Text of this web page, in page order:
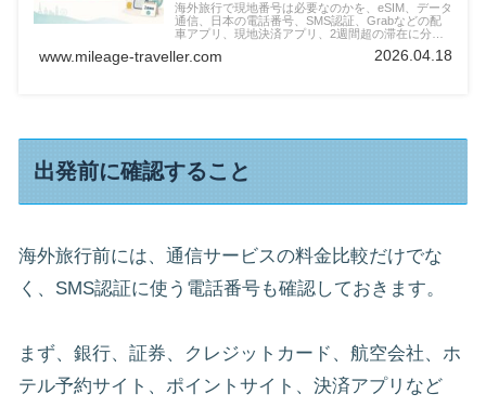
海外旅行で現地番号は必要なのかを、eSIM、データ
通信、日本の電話番号、SMS認証、Grabなどの配
車アプリ、現地決済アプリ、2週間超の滞在に分け
ースと、現地SIMまで考えたい場面を解説します。
www.mileage-traveller.com 2026.04.18
出発前に確認すること
海外旅行前には、通信サービスの料金比較だけでな
く、SMS認証に使う電話番号も確認しておきます。
まず、銀行、証券、クレジットカード、航空会社、ホ
テル予約サイト、ポイントサイト、決済アプリなど